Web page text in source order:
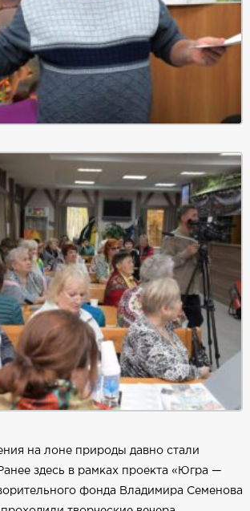
на лоне природы давно стали
здесь в рамках проекта «Югра —
фонда Владимира Семенова